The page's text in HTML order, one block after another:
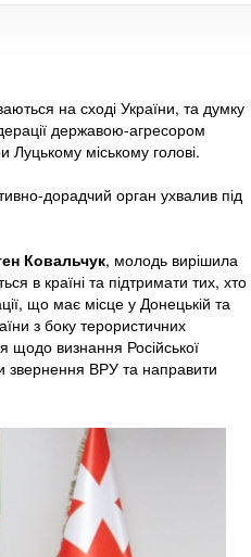
на сході України, та думку
державою-агресором
міському голові.
дорадчий орган ухвалив під
Ковальчук, молодь вирішила
в країні та підтримати тих, хто
що має місце у Донецькій та
з боку терористичних
визнання Російської
звернення ВРУ та направити